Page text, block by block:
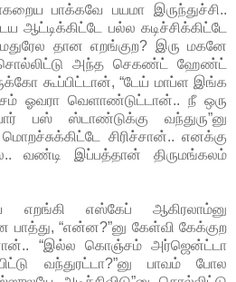
பாக்கவே பயமா இருந்துச்சி..
ஆட்டிக்கிட்டே பல்ல கடிச்சிக்கிட்டே
தான எறங்குற? இரு மகனே
சொல்லிட்டு அந்த செகண்ட் ஹேண்ட்
கூப்பிட்டான், “டேய் மாப்ள இங்க
ஓவரா வெளாண்டுட்டான்.. நீ ஒரு
பஸ் ஸ்டாண்டுக்கு வந்துரு”னு
சிரிச்சான்.. எனக்கு
இப்பத்தான் திருமங்கலம்
எறங்கி எஸ்கேப் ஆகிரலாம்னு
“என்ன?”னு கேள்வி கேக்குற
“இல்ல கொஞ்சம் அர்ஜென்ட்டா
வந்துரட்டா?”னு பாவம் போல